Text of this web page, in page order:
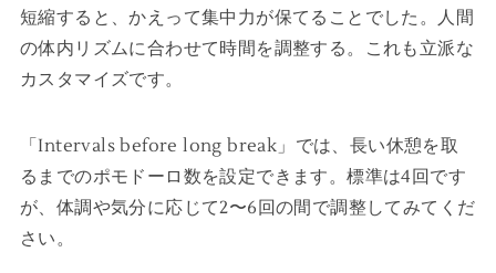
短縮すると、かえって集中力が保てることでした。人間
の体内リズムに合わせて時間を調整する。これも立派な
カスタマイズです。
「Intervals before long break」では、長い休憩を取
るまでのポモドーロ数を設定できます。標準は4回です
が、体調や気分に応じて2〜6回の間で調整してみてくだ
さい。